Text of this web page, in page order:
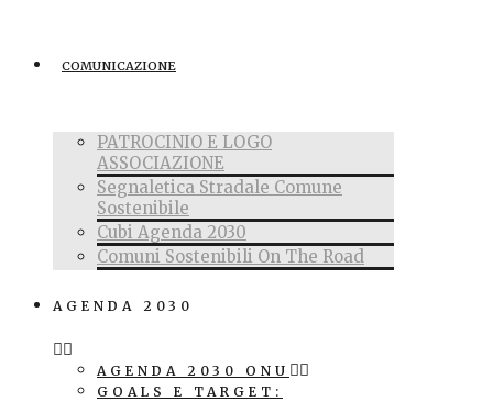
COMUNICAZIONE
PATROCINIO E LOGO
ASSOCIAZIONE
Segnaletica Stradale Comune
Sostenibile
Cubi Agenda 2030
Comuni Sostenibili On The Road
AGENDA 2030
AGENDA 2030 ONU
GOALS E TARGET: